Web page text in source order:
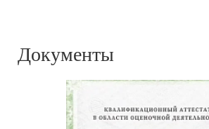
Документы